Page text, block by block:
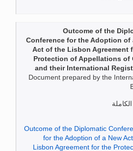
Outcome of the
Conference for the Adoption of
Act of the Lisbon Agreement
Protection of Appellations of
and their International
Document prepared by the